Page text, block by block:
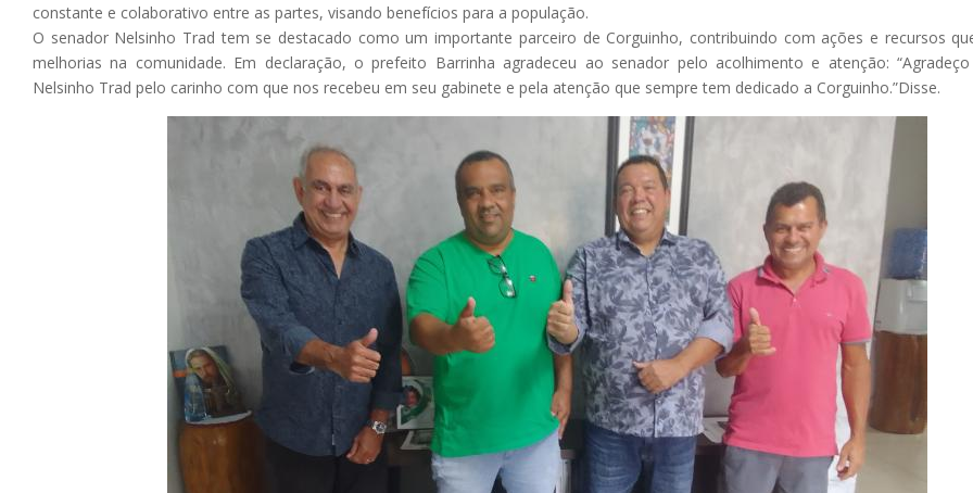
constante e colaborativo entre as partes, visando benefícios para a população.
O senador Nelsinho Trad tem se destacado como um importante parceiro de Corguinho, contribuindo com ações e recursos
melhorias na comunidade. Em declaração, o prefeito Barrinha agradeceu ao senador pelo acolhimento e atenção:
Nelsinho Trad pelo carinho com que nos recebeu em seu gabinete e pela atenção que sempre tem dedicado a Corguinho.”Disse.